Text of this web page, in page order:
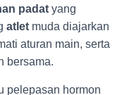
padat yang
atlet muda diajarkan
aturan main, serta
bersama.
pelepasan hormon